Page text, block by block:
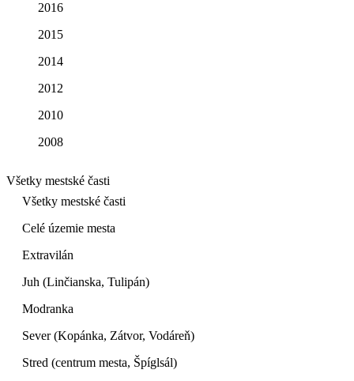
2016
2015
2014
2012
2010
2008
Všetky mestské časti
Všetky mestské časti
Celé územie mesta
Extravilán
Juh (Linčianska, Tulipán)
Modranka
Sever (Kopánka, Zátvor, Vodáreň)
Stred (centrum mesta, Špíglsál)